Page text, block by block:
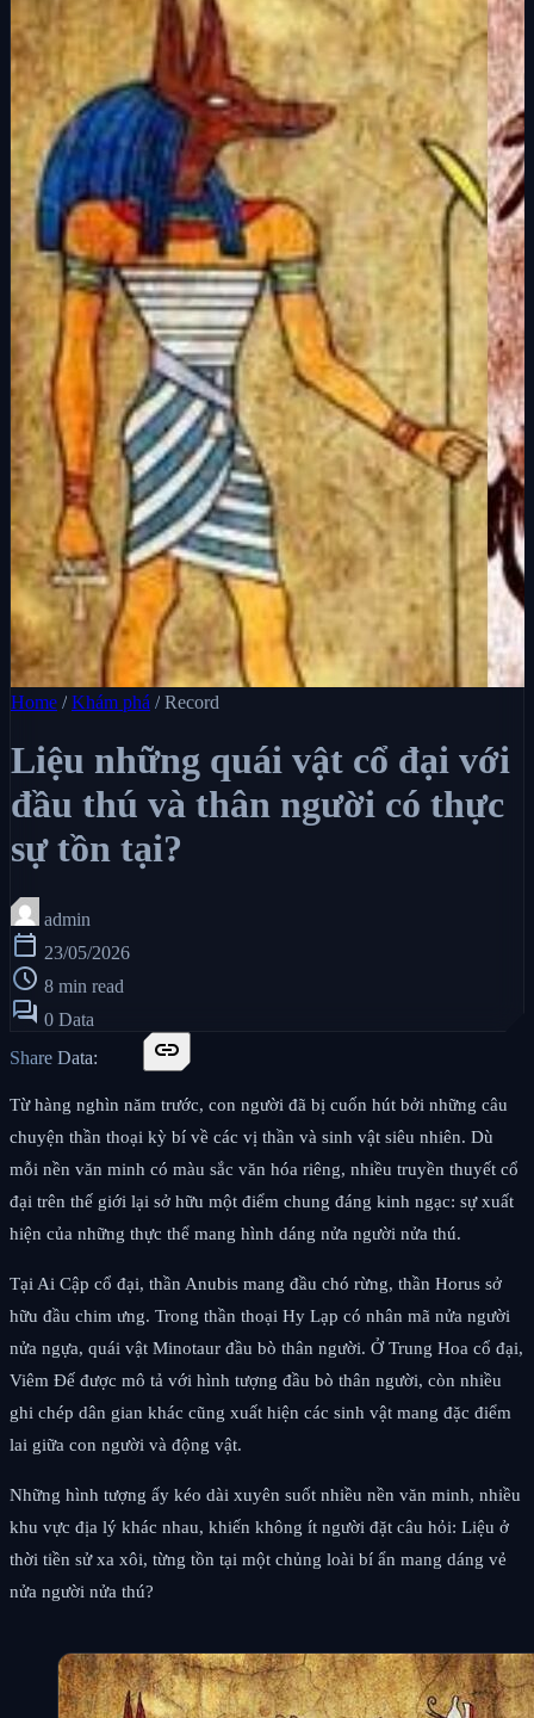
Home / Khám phá / Record
Liệu những quái vật cổ đại với
đầu thú và thân người có thực
sự tồn tại?
admin
calendar_today 23/05/2026
schedule 8 min read
forum 0 Data
Share Data:
link
Từ hàng nghìn năm trước, con người đã bị cuốn hút bởi những câu
chuyện thần thoại kỳ bí về các vị thần và sinh vật siêu nhiên. Dù
mỗi nền văn minh có màu sắc văn hóa riêng, nhiều truyền thuyết cổ
đại trên thế giới lại sở hữu một điểm chung đáng kinh ngạc: sự xuất
hiện của những thực thể mang hình dáng nửa người nửa thú.
Tại Ai Cập cổ đại, thần Anubis mang đầu chó rừng, thần Horus sở
hữu đầu chim ưng. Trong thần thoại Hy Lạp có nhân mã nửa người
nửa ngựa, quái vật Minotaur đầu bò thân người. Ở Trung Hoa cổ đại,
Viêm Đế được mô tả với hình tượng đầu bò thân người, còn nhiều
ghi chép dân gian khác cũng xuất hiện các sinh vật mang đặc điểm
lai giữa con người và động vật.
Những hình tượng ấy kéo dài xuyên suốt nhiều nền văn minh, nhiều
khu vực địa lý khác nhau, khiến không ít người đặt câu hỏi: Liệu ở
thời tiền sử xa xôi, từng tồn tại một chủng loài bí ẩn mang dáng vẻ
nửa người nửa thú?